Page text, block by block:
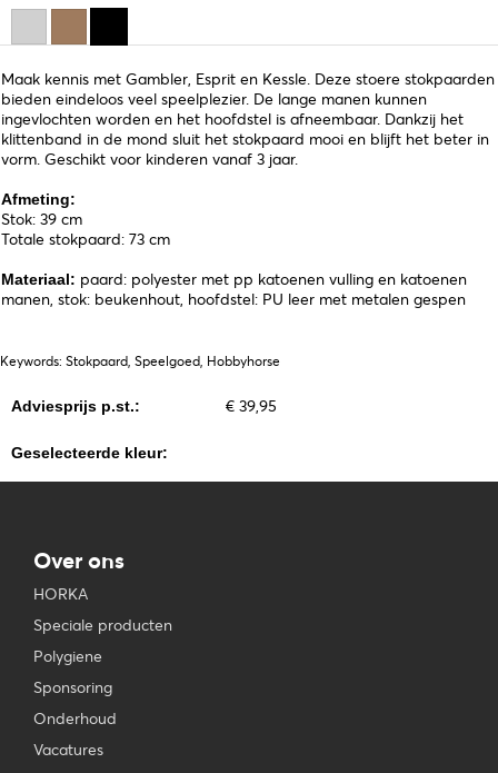
Maak kennis met Gambler, Esprit en Kessle. Deze stoere stokpaarden
bieden eindeloos veel speelplezier. De lange manen kunnen
ingevlochten worden en het hoofdstel is afneembaar. Dankzij het
klittenband in de mond sluit het stokpaard mooi en blijft het beter in
vorm. Geschikt voor kinderen vanaf 3 jaar.
Afmeting:
Stok: 39 cm
Totale stokpaard: 73 cm
Materiaal: paard: polyester met pp katoenen vulling en katoenen
manen, stok: beukenhout, hoofdstel: PU leer met metalen gespen
Keywords: Stokpaard, Speelgoed, Hobbyhorse
Adviesprijs p.st.: € 39,95
Geselecteerde kleur:
Over ons
HORKA
Speciale producten
Polygiene
Sponsoring
Onderhoud
Vacatures